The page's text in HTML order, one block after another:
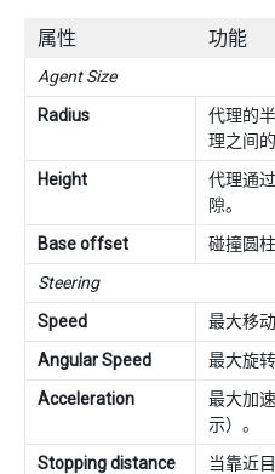
属性 功能
Agent Size
Radius
代理的
理之间的
Height
代理通
隙。
Base offset
碰撞圆
Steering
Speed
最大移
Angular Speed
最大旋
Acceleration
最大加
示）。
Stopping distance
当靠近